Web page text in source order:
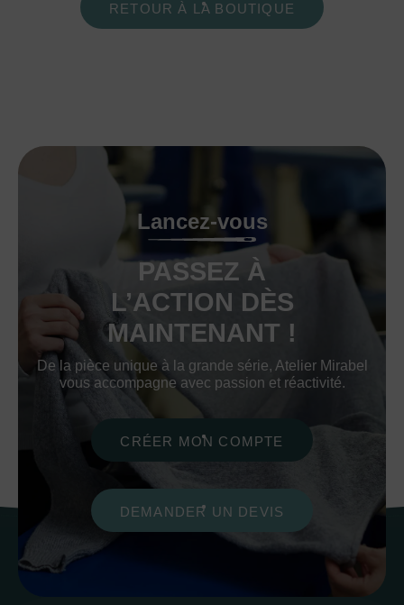
RETOUR À LA BOUTIQUE
Lancez-vous
PASSEZ À
L’ACTION DÈS
MAINTENANT !
De la pièce unique à la grande série, Atelier Mirabel
vous accompagne avec passion et réactivité.
CRÉER MON COMPTE
DEMANDER UN DEVIS